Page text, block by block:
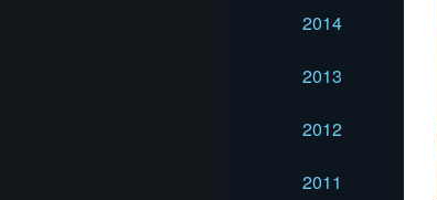
2014
2013
2012
2011